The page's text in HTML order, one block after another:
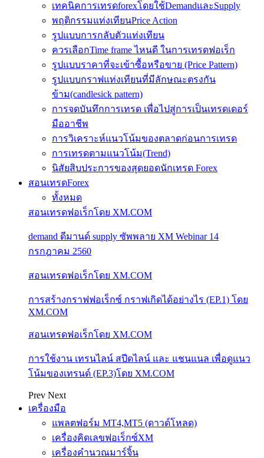
เทคนิคการเทรดforexโดยใช้DemandและSupply
พฤติกรรมแท่งเทียนPrice Action
รูปแบบการกลับตัวแท่งเทียน
ควรเลือกTime frame ไหนดี ในการเทรดฟอเร็ก
รูปแบบราคาที่จะเข้าซื้อหรือขาย (Price Pattern)
รูปแบบกราฟแท่งเทียนที่มีลักษณะตรงกัน
ข้าม(candlesick pattern)
การจดบันทึกการเทรด เพื่อไปสู่การเป็นเทรดเดอร์
มืออาชีพ
การวิเคราะห์แนวโน้มของตลาดก่อนการเทรด
การเทรดตามแนวโน้ม(Trend)
นิสัยสิบประการของสุดยอดนักเทรด Forex
สอนเทรดForex
ทั้งหมด
สอนเทรดฟอเร็กโดย XM.COM
demand ดีมานด์ supply ซัพพลาย XM Webinar 14
กรกฎาคม 2560
สอนเทรดฟอเร็กโดย XM.COM
การสร้างกราฟฟอเร็กซ์ กราฟเกิดได้อย่างไร (EP.1) โดย
XM.COM
สอนเทรดฟอเร็กโดย XM.COM
การใช้งาน เทรนไลน์ สปีดไลน์ และ แชนแนล เพื่อดูแนว
โน้มของเทรนด์ (EP.3)โดย XM.COM
Prev Next
เครื่องมือ
แพลตฟอร์ม MT4,MT5 (ดาวด์โหลด)
เครื่องคิดเลขฟอเร็กซ์XM
เครื่องคำนวณมาร์จิ้น